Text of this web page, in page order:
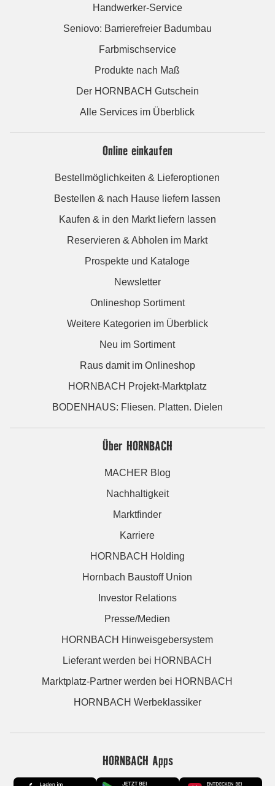
Handwerker-Service
Seniovo: Barrierefreier Badumbau
Farbmischservice
Produkte nach Maß
Der HORNBACH Gutschein
Alle Services im Überblick
Online einkaufen
Bestellmöglichkeiten & Lieferoptionen
Bestellen & nach Hause liefern lassen
Kaufen & in den Markt liefern lassen
Reservieren & Abholen im Markt
Prospekte und Kataloge
Newsletter
Onlineshop Sortiment
Weitere Kategorien im Überblick
Neu im Sortiment
Raus damit im Onlineshop
HORNBACH Projekt-Marktplatz
BODENHAUS: Fliesen. Platten. Dielen
Über HORNBACH
MACHER Blog
Nachhaltigkeit
Marktfinder
Karriere
HORNBACH Holding
Hornbach Baustoff Union
Investor Relations
Presse/Medien
HORNBACH Hinweisgebersystem
Lieferant werden bei HORNBACH
Marktplatz-Partner werden bei HORNBACH
HORNBACH Werbeklassiker
HORNBACH Apps